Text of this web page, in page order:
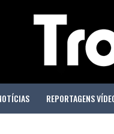
REPORTAGENS